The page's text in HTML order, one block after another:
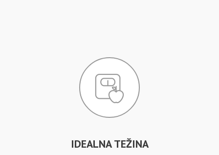
IDEALNA TEŽINA